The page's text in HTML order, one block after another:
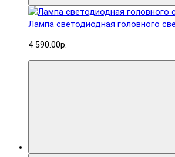
Лампа светодиодная головного
4 590.00р.